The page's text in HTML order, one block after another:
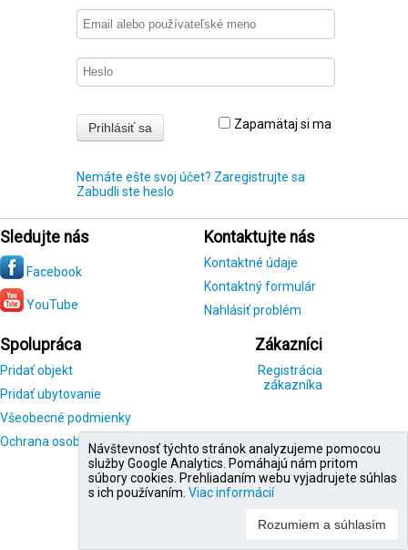
Zapamätaj si ma
Nemáte ešte svoj účet? Zaregistrujte sa
Zabudli ste heslo
Sledujte nás
Facebook
YouTube
Kontaktujte nás
Kontaktné údaje
Kontaktný formulár
Nahlásiť problém
Spolupráca
Pridať objekt
Pridať ubytovanie
Všeobecné podmienky
Ochrana osobných údajov
Zákazníci
Registrácia
zákazníka
Návštevnosť týchto stránok analyzujeme pomocou
služby Google Analytics. Pomáhajú nám pritom
súbory cookies. Prehliadaním webu vyjadrujete súhlas
s ich používaním. Viac informácií